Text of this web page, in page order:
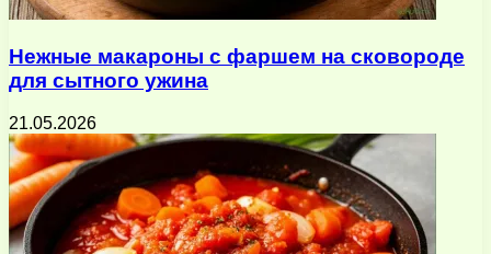
Нежные макароны с фаршем на сковороде
для сытного ужина
21.05.2026